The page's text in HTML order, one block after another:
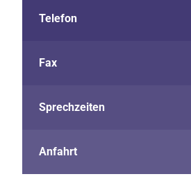
Telefon
Fax
Sprechzeiten
Anfahrt